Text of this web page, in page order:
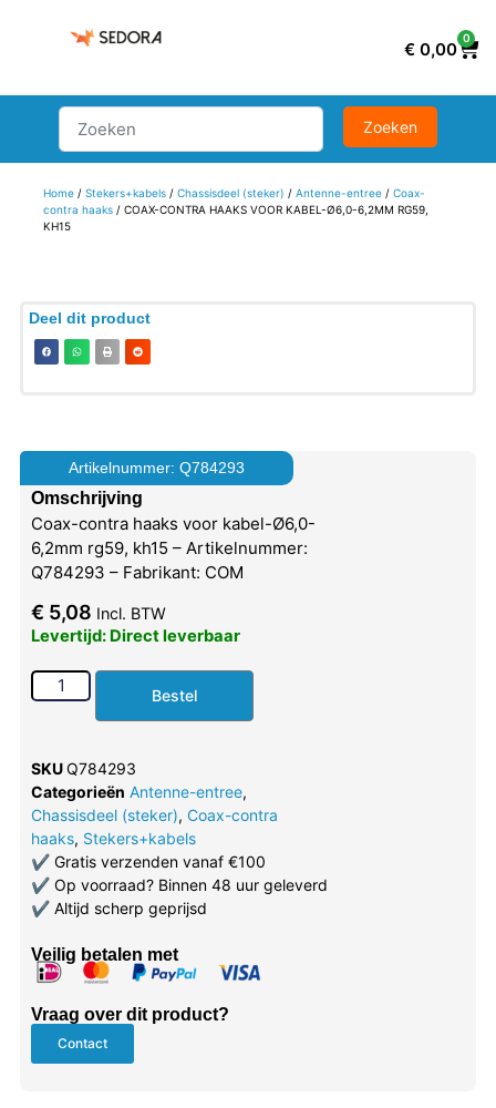
€ 0,00
0
Home/ Stekers+kabels/ Chassisdeel (steker) / Antenne-entree/ Coax-
contra haaks/ COAX-CONTRA HAAKS VOOR KABEL-Ø6,0-6,2MM RG59,
KH15
Deel dit product
Artikelnummer: Q784293
Omschrijving
Coax-contra haaks voor kabel-Ø6,0-
6,2mm rg59, kh15 – Artikelnummer:
Q784293 – Fabrikant: COM
€ 5,08 Incl. BTW
Levertijd: Direct leverbaar
Bestel
SKUQ784293
Categorieën Antenne-entree,
Chassisdeel (steker), Coax-contra
haaks, Stekers+kabels
✔Gratis verzenden vanaf €100
✔Op voorraad? Binnen 48 uur geleverd
✔Altijd scherp geprijsd
Veilig betalen met
Vraag over dit product?
Contact